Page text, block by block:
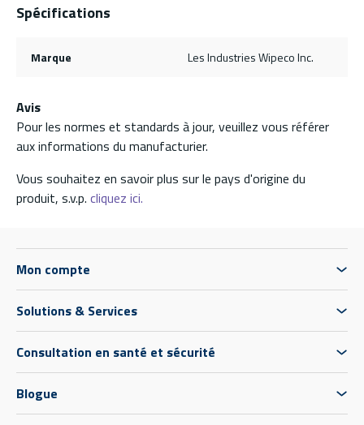
Spécifications
Marque Les Industries Wipeco Inc.
Avis
Pour les normes et standards à jour, veuillez vous référer
aux informations du manufacturier.
Vous souhaitez en savoir plus sur le pays d'origine du
produit, s.v.p. cliquez ici.
Mon compte
Solutions & Services
Consultation en santé et sécurité
Blogue